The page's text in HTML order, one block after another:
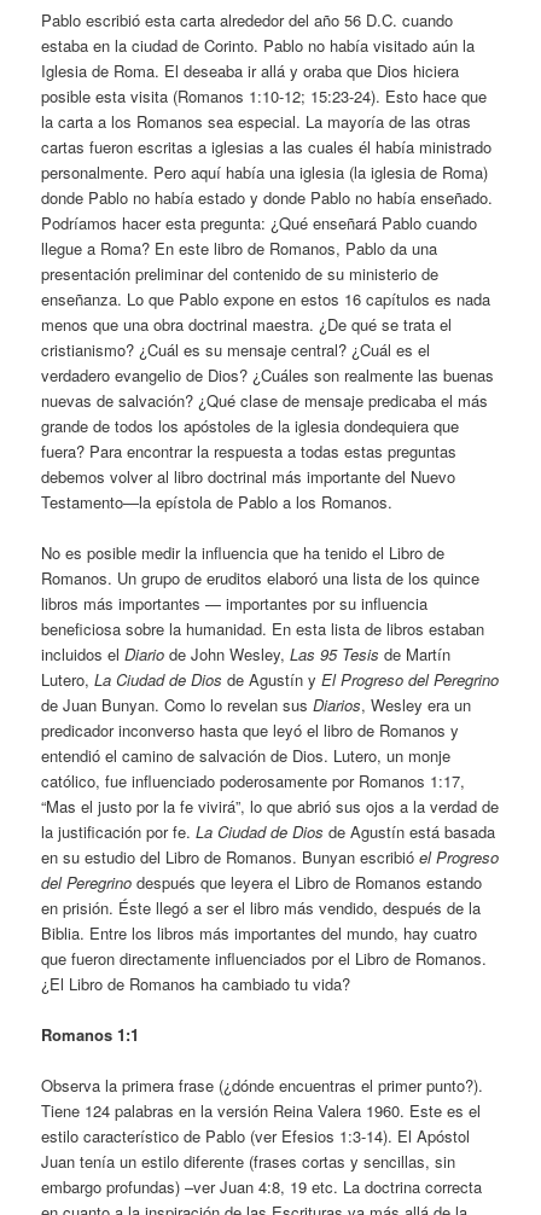
Pablo escribió esta carta alrededor del año 56 D.C. cuando
estaba en la ciudad de Corinto. Pablo no había visitado aún la
Iglesia de Roma. El deseaba ir allá y oraba que Dios hiciera
posible esta visita (Romanos 1:10-12; 15:23-24). Esto hace que
la carta a los Romanos sea especial. La mayoría de las otras
cartas fueron escritas a iglesias a las cuales él había ministrado
personalmente. Pero aquí había una iglesia (la iglesia de Roma)
donde Pablo no había estado y donde Pablo no había enseñado.
Podríamos hacer esta pregunta: ¿Qué enseñará Pablo cuando
llegue a Roma? En este libro de Romanos, Pablo da una
presentación preliminar del contenido de su ministerio de
enseñanza. Lo que Pablo expone en estos 16 capítulos es nada
menos que una obra doctrinal maestra. ¿De qué se trata el
cristianismo? ¿Cuál es su mensaje central? ¿Cuál es el
verdadero evangelio de Dios? ¿Cuáles son realmente las buenas
nuevas de salvación? ¿Qué clase de mensaje predicaba el más
grande de todos los apóstoles de la iglesia dondequiera que
fuera? Para encontrar la respuesta a todas estas preguntas
debemos volver al libro doctrinal más importante del Nuevo
Testamento—la epístola de Pablo a los Romanos.
No es posible medir la influencia que ha tenido el Libro de
Romanos. Un grupo de eruditos elaboró una lista de los quince
libros más importantes — importantes por su influencia
beneficiosa sobre la humanidad. En esta lista de libros estaban
incluidos elDiario de John Wesley,Las 95 Tesis de Martín
Lutero,La Ciudad de Dios de Agustín yEl Progreso del Peregrino
de Juan Bunyan. Como lo revelan sus Diarios, Wesley era un
predicador inconverso hasta que leyó el libro de Romanos y
entendió el camino de salvación de Dios. Lutero, un monje
católico, fue influenciado poderosamente por Romanos 1:17,
“Mas el justo por la fe vivirá”, lo que abrió sus ojos a la verdad de
la justificación por fe.La Ciudad de Dios de Agustín está basada
en su estudio del Libro de Romanos. Bunyan escribióel Progreso
del Peregrino después que leyera el Libro de Romanos estando
en prisión. Éste llegó a ser el libro más vendido, después de la
Biblia. Entre los libros más importantes del mundo, hay cuatro
que fueron directamente influenciados por el Libro de Romanos.
¿El Libro de Romanos ha cambiado tu vida?
Romanos 1:1
Observa la primera frase (¿dónde encuentras el primer punto?).
Tiene 124 palabras en la versión Reina Valera 1960. Este es el
estilo característico de Pablo (ver Efesios 1:3-14). El Apóstol
Juan tenía un estilo diferente (frases cortas y sencillas, sin
embargo profundas) –ver Juan 4:8, 19 etc. La doctrina correcta